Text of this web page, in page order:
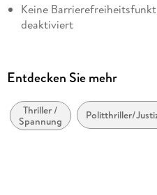
Autor/Autorin
David Baldacci
Uwe Anton, Norbert Jakober
Penguin Random House
Originaltitel
Keine
deaktiviert
Entdecken Sie mehr
Thriller /
Spannung
Politthriller/